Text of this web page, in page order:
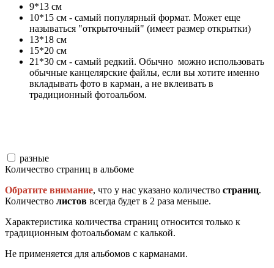
9*13 см
10*15 см - самый популярный формат. Может еще
называться "открыточный" (имеет размер открытки)
13*18 см
15*20 см
21*30 см - самый редкий. Обычно можно использовать
обычные канцелярские файлы, если вы хотите именно
вкладывать фото в карман, а не вклеивать в
традиционный фотоальбом.
разные
Количество страниц в альбоме
Обратите внимание, что у нас указано количество страниц.
Количество листов всегда будет в 2 раза меньше.
Характеристика количества страниц относится только к
традиционным фотоальбомам с калькой.
Не применяется для альбомов с карманами.